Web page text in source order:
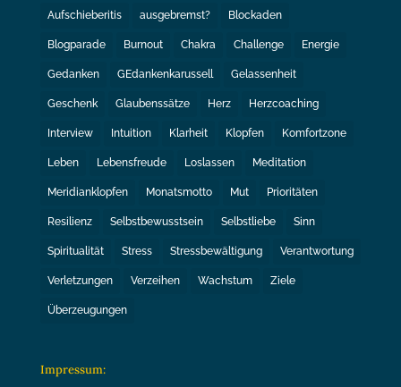
Aufschieberitis ausgebremst? Blockaden
Blogparade Burnout Chakra Challenge Energie
Gedanken GEdankenkarussell Gelassenheit
Geschenk Glaubenssätze Herz Herzcoaching
Interview Intuition Klarheit Klopfen Komfortzone
Leben Lebensfreude Loslassen Meditation
Meridianklopfen Monatsmotto Mut Prioritäten
Resilienz Selbstbewusstsein Selbstliebe Sinn
Spiritualität Stress Stressbewältigung Verantwortung
Verletzungen Verzeihen Wachstum Ziele
Überzeugungen
Impressum: